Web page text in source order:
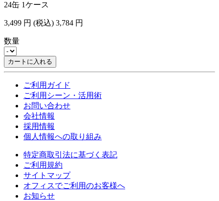
24缶 1ケース
3,499 円 (税込) 3,784 円
数量
カートに入れる
ご利用ガイド
ご利用シーン・活用術
お問い合わせ
会社情報
採用情報
個人情報への取り組み
特定商取引法に基づく表記
ご利用規約
サイトマップ
オフィスでご利用のお客様へ
お知らせ